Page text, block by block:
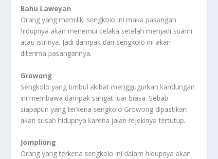
Bahu Laweyan
Orang yang memiliki sengkolo ini maka pasangan
hidupnya akan menemui celaka setelah menjadi suami
atau istrinya. Jadi dampak dari sengkolo ini akan
diterima pasangannya.
Growong
Sengkolo yang timbul akibat menggugurkan kandungan
ini membawa dampak sangat luar biasa. Sebab
siapapun yang terkena sengkolo Growong dipastikan
akan susah hidupnya karena jalan rejekinya tertutup.
Jompliong
Orang yang terkena sengkolo ini dalam hidupnya akan